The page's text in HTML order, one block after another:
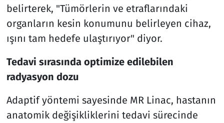
belirterek, "Tümörlerin ve etraflarındaki
organların kesin konumunu belirleyen cihaz,
ışını tam hedefe ulaştırıyor" diyor.
Tedavi sırasında optimize edilebilen
radyasyon dozu
Adaptif yöntemi sayesinde MR Linac, hastanın
anatomik değişikliklerini tedavi sürecinde